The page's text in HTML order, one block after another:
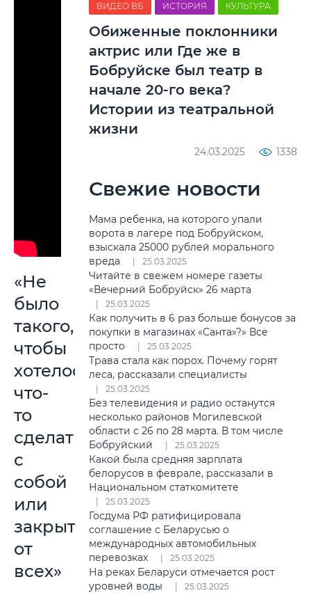
«Не
было
такого,
чтобы
хотелось
что-
то
сделать
с
собой
или
закрыться
от
всех»
ВИДЕО ВБ ИСТОРИЯ КУЛЬТУРА
Обиженные поклонники
актрис или Где же в
Бобруйске был театр в
начале 20-го века?
Истории из театральной
жизни
24.03.2025 1338
Свежие новости
Мама ребенка, на которого упали
ворота в лагере под Бобруйском,
взыскала 25000 рублей морального
вреда
25.03.2025
Читайте в свежем номере газеты
«Вечерний Бобруйск» 26 марта
25.03.2025
Как получить в 6 раз больше бонусов за
покупки в магазинах «Санта»?» Все
просто
25.03.2025
Трава стала как порох. Почему горят
леса, рассказали специалисты
25.03.2025
Без телевидения и радио останутся
несколько районов Могилевской
области с 26 по 28 марта. В том числе
Бобруйский
25.03.2025
Какой была средняя зарплата
белорусов в феврале, рассказали в
Национальном статкомитете
25.03.2025
Госдума РФ ратифицировала
соглашение с Беларусью о
международных автомобильных
перевозках
25.03.2025
На реках Беларуси отмечается рост
уровней воды
25.03.2025